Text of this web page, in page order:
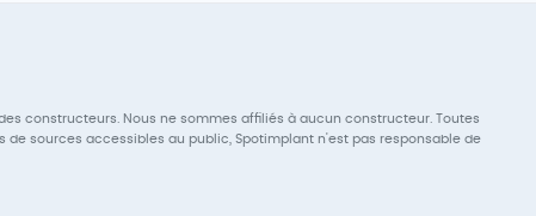
constructeurs. Nous ne sommes affiliés à aucun constructeur. Toutes
sources accessibles au public, Spotimplant n'est pas responsable de